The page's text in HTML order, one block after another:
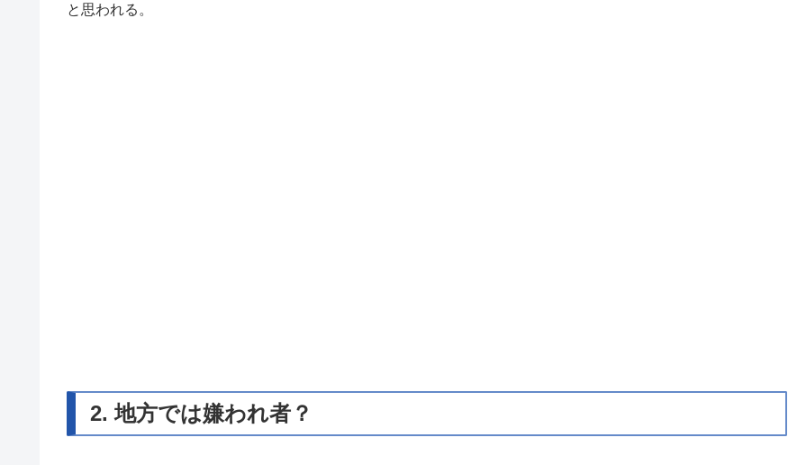
と思われる。
2. 地方では嫌われ者？